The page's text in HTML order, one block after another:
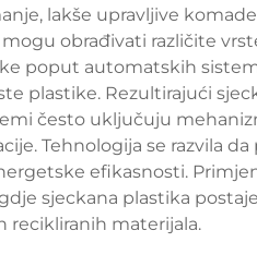
lakše upravljive
obrađivati različite
poput automatskih
plastike. Rezultirajući
često uključuju
Tehnologija se razvila da
efikasnosti.
sjeckana plastika
recikliranih materijala.